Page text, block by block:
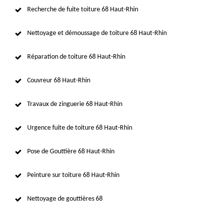
Recherche de fuite toiture 68 Haut-Rhin
Nettoyage et démoussage de toiture 68 Haut-Rhin
Réparation de toiture 68 Haut-Rhin
Couvreur 68 Haut-Rhin
Travaux de zinguerie 68 Haut-Rhin
Urgence fuite de toiture 68 Haut-Rhin
Pose de Gouttière 68 Haut-Rhin
Peinture sur toiture 68 Haut-Rhin
Nettoyage de gouttières 68